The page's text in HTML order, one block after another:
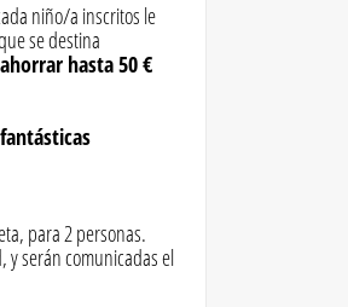
niño/a inscritos le
se destina
hasta 50 €
para 2 personas.
y serán comunicadas el